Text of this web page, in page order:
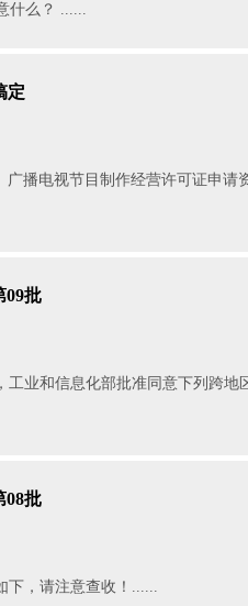
什么？......
定
播电视节目制作经营许可证申
09批
工业和信息化部批准同意下列跨
08批
下，请注意查收！......